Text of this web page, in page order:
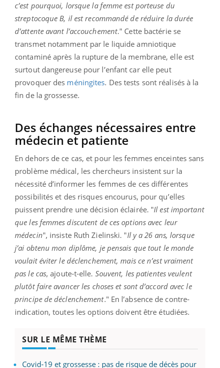
c’est pourquoi, lorsque la femme est porteuse du
streptocoque B, il est recommandé de réduire la durée
d’attente avant l’accouchement." Cette bactérie se
transmet notamment par le liquide amniotique
contaminé après la rupture de la membrane, elle est
surtout dangereuse pour l’enfant car elle peut
provoquer des méningites. Des tests sont réalisés à la
fin de la grossesse.
Des échanges nécessaires entre
médecin et patiente
En dehors de ce cas, et pour les femmes enceintes sans
problème médical, les chercheurs insistent sur la
nécessité d’informer les femmes de ces différentes
possibilités et des risques encourus, pour qu’elles
puissent prendre une décision éclairée. "Il est important
que les femmes discutent de ces options avec leur
médecin", insiste Ruth Zielinski. "Il y a 26 ans, lorsque
j’ai obtenu mon diplôme, je pensais que tout le monde
voulait éviter le déclenchement, mais ce n’est vraiment
pas le cas, ajoute-t-elle. Souvent, les patientes veulent
plutôt faire avancer les choses et sont d’accord avec le
principe de déclenchement." En l’absence de contre-
indication, toutes les options doivent être étudiées.
SUR LE MÊME THÈME
Covid-19 et grossesse : pas de risque de décès pour